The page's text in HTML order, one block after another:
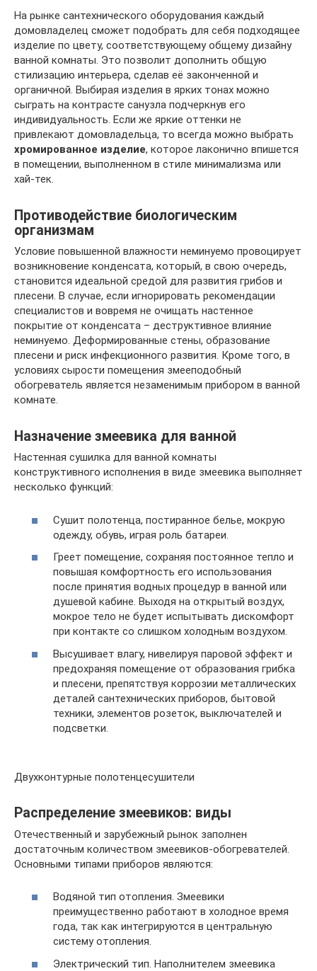
На рынке сантехнического оборудования каждый
домовладелец сможет подобрать для себя подходящее
изделие по цвету, соответствующему общему дизайну
ванной комнаты. Это позволит дополнить общую
стилизацию интерьера, сделав её законченной и
органичной. Выбирая изделия в ярких тонах можно
сыграть на контрасте санузла подчеркнув его
индивидуальность. Если же яркие оттенки не
привлекают домовладельца, то всегда можно выбрать
хромированное изделие, которое лаконично впишется
в помещении, выполненном в стиле минимализма или
хай-тек.
Противодействие биологическим
организмам
Условие повышенной влажности неминуемо провоцирует
возникновение конденсата, который, в свою очередь,
становится идеальной средой для развития грибов и
плесени. В случае, если игнорировать рекомендации
специалистов и вовремя не очищать настенное
покрытие от конденсата – деструктивное влияние
неминуемо. Деформированные стены, образование
плесени и риск инфекционного развития. Кроме того, в
условиях сырости помещения змееподобный
обогреватель является незаменимым прибором в ванной
комнате.
Назначение змеевика для ванной
Настенная сушилка для ванной комнаты
конструктивного исполнения в виде змеевика выполняет
несколько функций:
Сушит полотенца, постиранное белье, мокрую
одежду, обувь, играя роль батареи.
Греет помещение, сохраняя постоянное тепло и
повышая комфортность его использования
после принятия водных процедур в ванной или
душевой кабине. Выходя на открытый воздух,
мокрое тело не будет испытывать дискомфорт
при контакте со слишком холодным воздухом.
Высушивает влагу, нивелируя паровой эффект и
предохраняя помещение от образования грибка
и плесени, препятствуя коррозии металлических
деталей сантехнических приборов, бытовой
техники, элементов розеток, выключателей и
подсветки.
Двухконтурные полотенцесушители
Распределение змеевиков: виды
Отечественный и зарубежный рынок заполнен
достаточным количеством змеевиков-обогревателей.
Основными типами приборов являются:
Водяной тип отопления. Змеевики
преимущественно работают в холодное время
года, так как интегрируются в центральную
систему отопления.
Электрический тип. Наполнителем змеевика